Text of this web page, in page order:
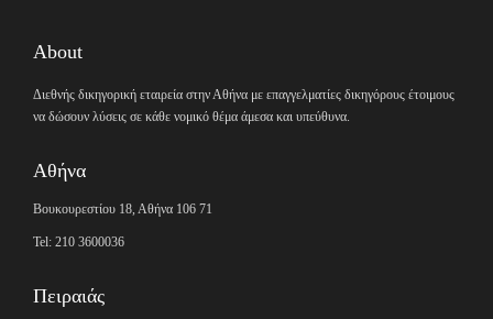
About
Διεθνής δικηγορική εταιρεία στην Αθήνα με επαγγελματίες δικηγόρους έτοιμους
να δώσουν λύσεις σε κάθε νομικό θέμα άμεσα και υπεύθυνα.
Αθήνα
Βουκουρεστίου 18, Αθήνα 106 71
Tel: 210 3600036
Πειραιάς